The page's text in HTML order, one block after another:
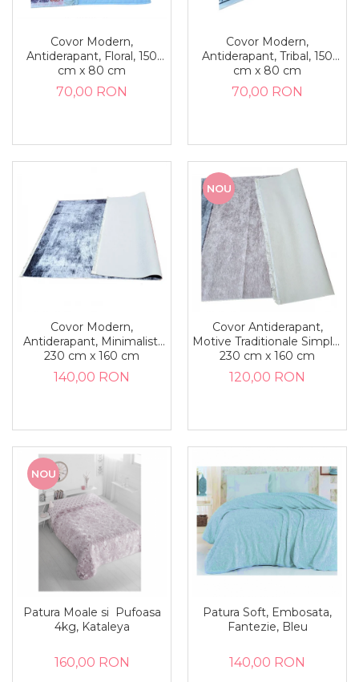
Covor Modern,
Antiderapant, Floral, 150
cm x 80 cm
70,00 RON
Covor Modern,
Antiderapant, Tribal, 150
cm x 80 cm
70,00 RON
Covor Modern,
Antiderapant, Minimalist,
230 cm x 160 cm
140,00 RON
NOU
Covor Antiderapant,
Motive Traditionale Simple,
230 cm x 160 cm
120,00 RON
NOU
Patura Moale si Pufoasa
4kg, Kataleya
160,00 RON
Patura Soft, Embosata,
Fantezie, Bleu
140,00 RON